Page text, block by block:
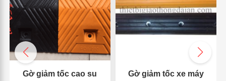
Gờ giảm tốc cao su
Gờ giảm tốc xe máy